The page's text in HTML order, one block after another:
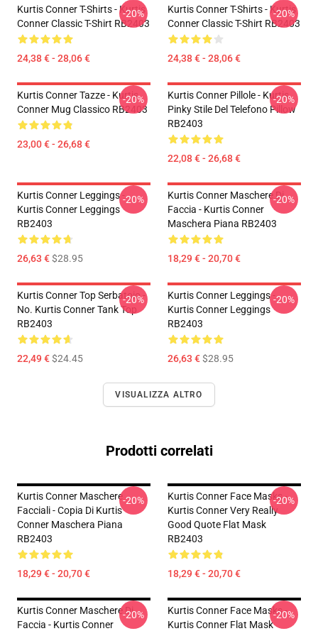
Kurtis Conner T-Shirts - Kurtis
Conner Classic T-Shirt RB2403
24,38 € - 28,06 €
-20%
Kurtis Conner T-Shirts - Kurtis
Conner Classic T-Shirt RB2403
24,38 € - 28,06 €
-20%
Kurtis Conner Tazze - Kurtis
Conner Mug Classico RB2403
23,00 € - 26,68 €
-20%
Kurtis Conner Pillole - Kurtis
Pinky Stile Del Telefono Pillow
RB2403
22,08 € - 26,68 €
-20%
Kurtis Conner Leggings -
Kurtis Conner Leggings
RB2403
26,63 €$28.95
-20%
Kurtis Conner Maschere Di
Faccia - Kurtis Conner
Maschera Piana RB2403
18,29 € - 20,70 €
-20%
Kurtis Conner Top Serbatoio -
No. Kurtis Conner Tank Top
RB2403
22,49 €$24.45
-20%
Kurtis Conner Leggings -
Kurtis Conner Leggings
RB2403
26,63 €$28.95
-20%
VISUALIZZA ALTRO
Prodotti correlati
Kurtis Conner Maschere
Facciali - Copia Di Kurtis
Conner Maschera Piana
RB2403
18,29 € - 20,70 €
-20%
Kurtis Conner Face Masks -
Kurtis Conner Very Really
Good Quote Flat Mask
RB2403
18,29 € - 20,70 €
-20%
Kurtis Conner Maschere Di
Faccia - Kurtis Conner
-20%
Kurtis Conner Face Masks -
Kurtis Conner Flat Mask
-20%